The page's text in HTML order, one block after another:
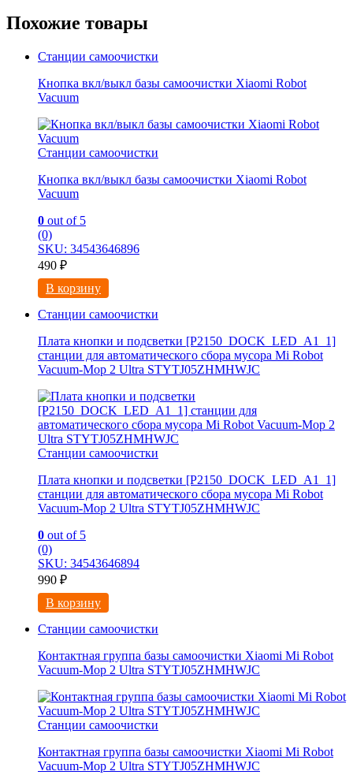
Похожие товары
Станции самоочистки
Кнопка вкл/выкл базы самоочистки Xiaomi Robot
Vacuum
Станции самоочистки
Кнопка вкл/выкл базы самоочистки Xiaomi Robot
Vacuum
0 out of 5
(0)
SKU: 34543646896
490 ₽
В корзину
Станции самоочистки
Плата кнопки и подсветки [P2150_DOCK_LED_A1_1]
станции для автоматического сбора мусора Mi Robot
Vacuum-Mop 2 Ultra STYTJ05ZHMHWJC
Станции самоочистки
Плата кнопки и подсветки [P2150_DOCK_LED_A1_1]
станции для автоматического сбора мусора Mi Robot
Vacuum-Mop 2 Ultra STYTJ05ZHMHWJC
0 out of 5
(0)
SKU: 34543646894
990 ₽
В корзину
Станции самоочистки
Контактная группа базы самоочистки Xiaomi Mi Robot
Vacuum-Mop 2 Ultra STYTJ05ZHMHWJC
Станции самоочистки
Контактная группа базы самоочистки Xiaomi Mi Robot
Vacuum-Mop 2 Ultra STYTJ05ZHMHWJC